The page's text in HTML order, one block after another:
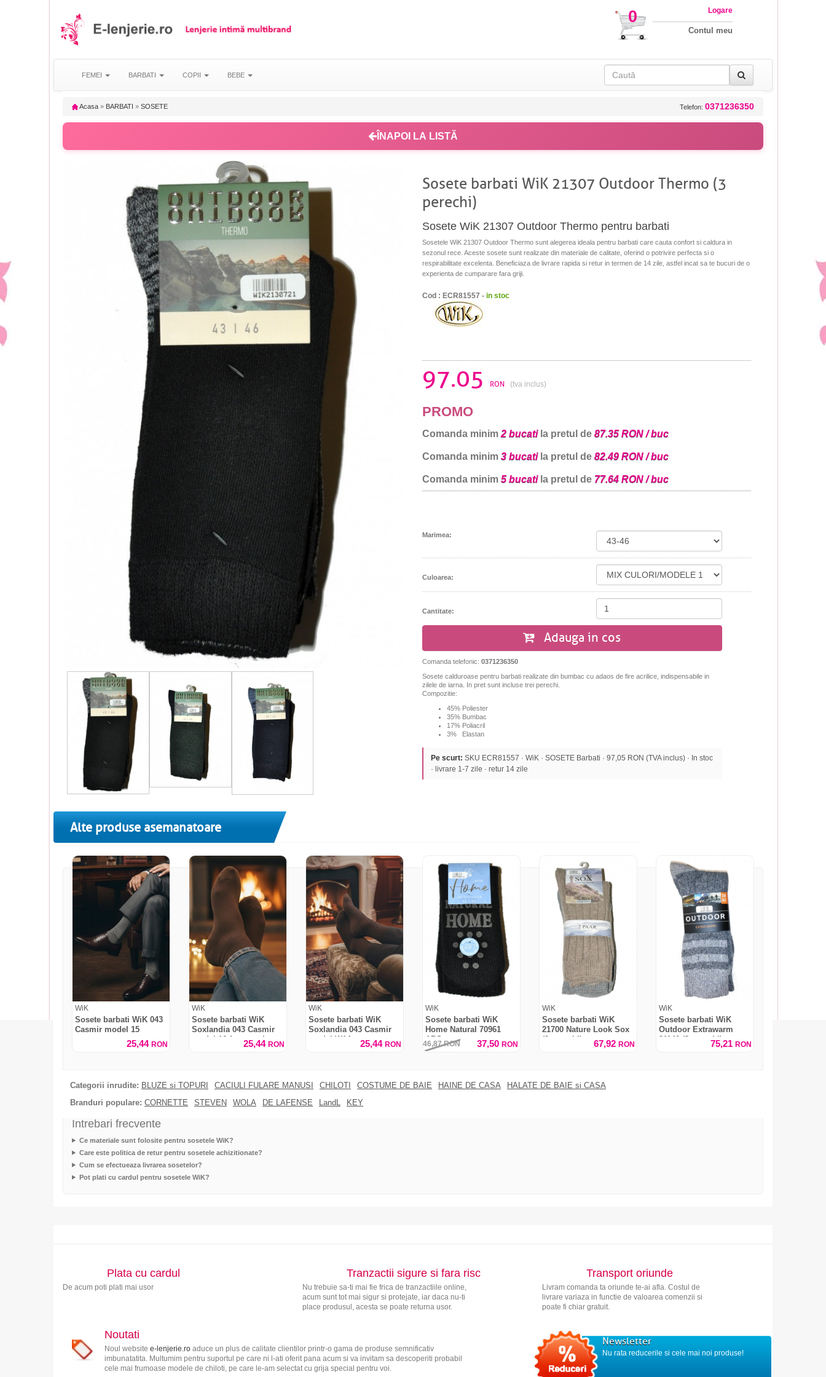
0 Logare
Contul meu
FEMEI BARBATI COPII BEBE
Acasa » BARBATI » SOSETE Telefon: 0371236350
ÎNAPOI LA LISTĂ
Sosete barbati WiK 21307 Outdoor Thermo (3
perechi)
Sosete WiK 21307 Outdoor Thermo pentru barbati
Sosetele WiK 21307 Outdoor Thermo sunt alegerea ideala pentru barbati care cauta confort si caldura in
sezonul rece. Aceste sosete sunt realizate din materiale de calitate, oferind o potrivire perfecta si o
respirabilitate excelenta. Beneficiaza de livrare rapida si retur in termen de 14 zile, astfel incat sa te bucuri de o
experienta de cumparare fara griji.
Cod : ECR81557 - in stoc
97.05 RON (tva inclus)
PROMO
Comanda minim 2 bucatila pretul de 87.35 RON / buc
Comanda minim 3 bucatila pretul de 82.49 RON / buc
Comanda minim 5 bucatila pretul de 77.64 RON / buc
Marimea:
Culoarea:
Cantitate:
Adauga in cos
Comanda telefonic: 0371236350
Sosete calduroase pentru barbati realizate din bumbac cu adaos de fire acrilice, indispensabile in
zilele de iarna. In pret sunt incluse trei perechi.
Compozitie:
45% Poliester
35% Bumbac
17% Poliacril
3% Elastan
Pe scurt: SKU ECR81557 · WiK · SOSETE Barbati · 97,05 RON (TVA inclus) · In stoc
· livrare 1-7 zile · retur 14 zile
Alte produse asemanatoare
WiK
Sosete barbati WiK 043
Casmir model 15
25,44 RON
WiK
Sosete barbati WiK
Soxlandia 043 Casmir
model 16 fara presiune
25,44 RON
WiK
Sosete barbati WiK
Soxlandia 043 Casmir
model W14
25,44 RON
WiK
Sosete barbati WiK
Home Natural 70961
ABS
46,87RON 37,50 RON
WiK
Sosete barbati WiK
21700 Nature Look Sox
(2 perechi)
67,92 RON
WiK
Sosete barbati WiK
Outdoor Extrawarm
21140 (3 perechi)75,21 RON
Categorii inrudite: BLUZE si TOPURI CACIULI FULARE MANUSI CHILOTI COSTUME DE BAIE HAINE DE CASA
HALATE DE BAIE si CASA
Branduri populare: CORNETTE STEVEN WOLA DE LAFENSE LandL KEY
Intrebari frecvente
Ce materiale sunt folosite pentru sosetele WiK?
Care este politica de retur pentru sosetele achizitionate?
Cum se efectueaza livrarea sosetelor?
Pot plati cu cardul pentru sosetele WiK?
Plata cu cardul
De acum poti plati mai usor
Tranzactii sigure si fara risc
Nu trebuie sa-ti mai fie frica de tranzactiile online,
acum sunt tot mai sigur si protejate, iar daca nu-ti
place produsul, acesta se poate returna usor.
Transport oriunde
Livram comanda ta oriunde te-ai afla. Costul de
livrare variaza in functie de valoarea comenzii si
poate fi chiar gratuit.
Noutati
Noul website e-lenjerie.roaduce un plus de calitate clientilor printr-o gama de produse semnificativ
imbunatatita. Multumim pentru suportul pe care ni l-ati oferit pana acum si va invitam sa descoperiti probabil
cele mai frumoase modele de chiloti, pe care le-am selectat cu grija special pentru voi.
Newsletter
Nu rata reducerile si cele mai noi produse!